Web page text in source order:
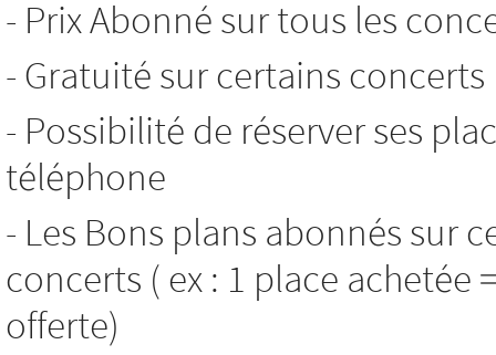
- Prix Abonné sur tous les
- Gratuité sur certains concerts
- Possibilité de réserver ses
téléphone
- Les Bons plans abonnés sur
concerts ( ex : 1 place achetée
offerte)